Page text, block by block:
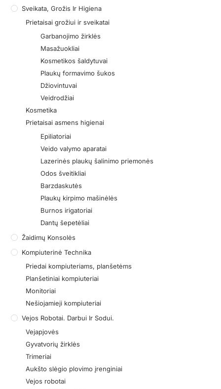
Sveikata, Grožis Ir Higiena
Prietaisai grožiui ir sveikatai
Garbanojimo žirklės
Masažuokliai
Kosmetikos šaldytuvai
Plaukų formavimo šukos
Džiovintuvai
Veidrodžiai
Kosmetika
Prietaisai asmens higienai
Epiliatoriai
Veido valymo aparatai
Lazerinės plaukų šalinimo priemonės
Odos šveitikliai
Barzdaskutės
Plaukų kirpimo mašinėlės
Burnos irigatoriai
Dantų šepetėliai
Žaidimų Konsolės
Kompiuterinė Technika
Priedai kompiuteriams, planšetėms
Planšetiniai kompiuteriai
Monitoriai
Nešiojamieji kompiuteriai
Vejos Robotai. Darbui Ir Sodui.
Vejapjovės
Gyvatvorių žirklės
Trimeriai
Aukšto slėgio plovimo įrenginiai
Vejos robotai